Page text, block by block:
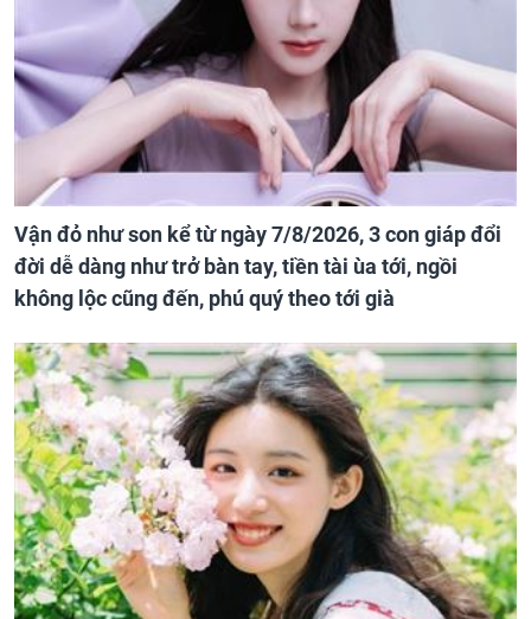
Vận đỏ như son kể từ ngày 7/8/2026, 3 con giáp đổi
đời dễ dàng như trở bàn tay, tiền tài ùa tới, ngồi
không lộc cũng đến, phú quý theo tới già